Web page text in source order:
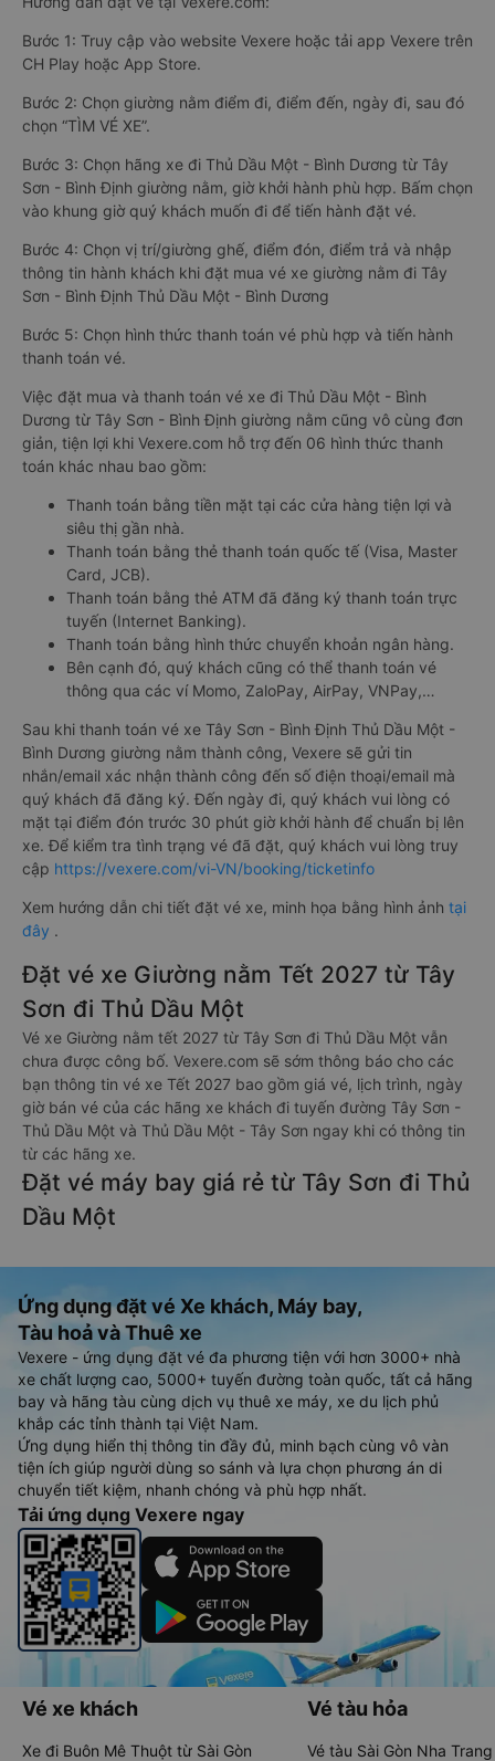
Bước 1: Truy cập vào website Vexere hoặc tải app Vexere trên
CH Play hoặc App Store.
Bước 2: Chọn giường nằm điểm đi, điểm đến, ngày đi, sau đó
chọn “TÌM VÉ XE”.
Bước 3: Chọn hãng xe đi Thủ Dầu Một - Bình Dương từ Tây
Sơn - Bình Định giường nằm, giờ khởi hành phù hợp. Bấm chọn
vào khung giờ quý khách muốn đi để tiến hành đặt vé.
Bước 4: Chọn vị trí/giường ghế, điểm đón, điểm trả và nhập
thông tin hành khách khi đặt mua vé xe giường nằm đi Tây
Sơn - Bình Định Thủ Dầu Một - Bình Dương
Bước 5: Chọn hình thức thanh toán vé phù hợp và tiến hành
thanh toán vé.
Việc đặt mua và thanh toán vé xe đi Thủ Dầu Một - Bình
Dương từ Tây Sơn - Bình Định giường nằm cũng vô cùng đơn
giản, tiện lợi khi Vexere.com hỗ trợ đến 06 hình thức thanh
toán khác nhau bao gồm:
Thanh toán bằng tiền mặt tại các cửa hàng tiện lợi và
siêu thị gần nhà.
Thanh toán bằng thẻ thanh toán quốc tế (Visa, Master
Card, JCB).
Thanh toán bằng thẻ ATM đã đăng ký thanh toán trực
tuyến (Internet Banking).
Thanh toán bằng hình thức chuyển khoản ngân hàng.
Bên cạnh đó, quý khách cũng có thể thanh toán vé
thông qua các ví Momo, ZaloPay, AirPay, VNPay,…
Sau khi thanh toán vé xe Tây Sơn - Bình Định Thủ Dầu Một -
Bình Dương giường nằm thành công, Vexere sẽ gửi tin
nhắn/email xác nhận thành công đến số điện thoại/email mà
quý khách đã đăng ký. Đến ngày đi, quý khách vui lòng có
mặt tại điểm đón trước 30 phút giờ khởi hành để chuẩn bị lên
xe. Để kiểm tra tình trạng vé đã đặt, quý khách vui lòng truy
cập https://vexere.com/vi-VN/booking/ticketinfo
Xem hướng dẫn chi tiết đặt vé xe, minh họa bằng hình ảnh tại
đây .
Đặt vé xe Giường nằm Tết 2027 từ Tây
Sơn đi Thủ Dầu Một
Vé xe Giường nằm tết 2027 từ Tây Sơn đi Thủ Dầu Một vẫn
chưa được công bố. Vexere.com sẽ sớm thông báo cho các
bạn thông tin vé xe Tết 2027 bao gồm giá vé, lịch trình, ngày
giờ bán vé của các hãng xe khách đi tuyến đường Tây Sơn -
Thủ Dầu Một và Thủ Dầu Một - Tây Sơn ngay khi có thông tin
từ các hãng xe.
Đặt vé máy bay giá rẻ từ Tây Sơn đi Thủ
Dầu Một
Ứng dụng đặt vé Xe khách, Máy bay,
Tàu hoả và Thuê xe
Vexere - ứng dụng đặt vé đa phương tiện với hơn 3000+ nhà
xe chất lượng cao, 5000+ tuyến đường toàn quốc, tất cả hãng
bay và hãng tàu cùng dịch vụ thuê xe máy, xe du lịch phủ
khắp các tỉnh thành tại Việt Nam.
Ứng dụng hiển thị thông tin đầy đủ, minh bạch cùng vô vàn
tiện ích giúp người dùng so sánh và lựa chọn phương án di
chuyển tiết kiệm, nhanh chóng và phù hợp nhất.
Tải ứng dụng Vexere ngay
Vé xe khách
Xe đi Buôn Mê Thuột từ Sài Gòn
Vé tàu hỏa
Vé tàu Sài Gòn Nha Trang